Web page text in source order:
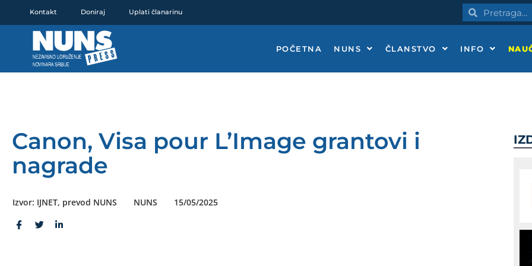
Kontakt Doniraj Uplati članarinu PretragaPretraga
POČETNA NUNS ČLANSTVO INFO
Canon, Visa pour L’Image grantovi i
nagrade
Izvor: IJNET, prevod NUNS NUNS 15/05/2025